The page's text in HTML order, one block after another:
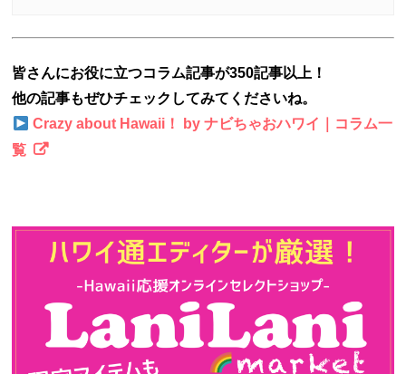
皆さんにお役に立つコラム記事が350記事以上！
他の記事もぜひチェックしてみてくださいね。
Crazy about Hawaii！ by ナビちゃおハワイ｜コラム一
覧